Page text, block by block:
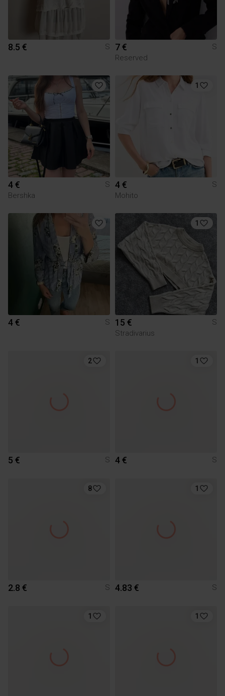
8.5 € S 7 €
S
Reserved
4 €
S
Bershka
1
4 €
S
Mohito
4 € S
1
15 €
S
Stradivarius
2
5 € S
1
4 € S
8
2.8 € S
1
4.83 € S
1 1